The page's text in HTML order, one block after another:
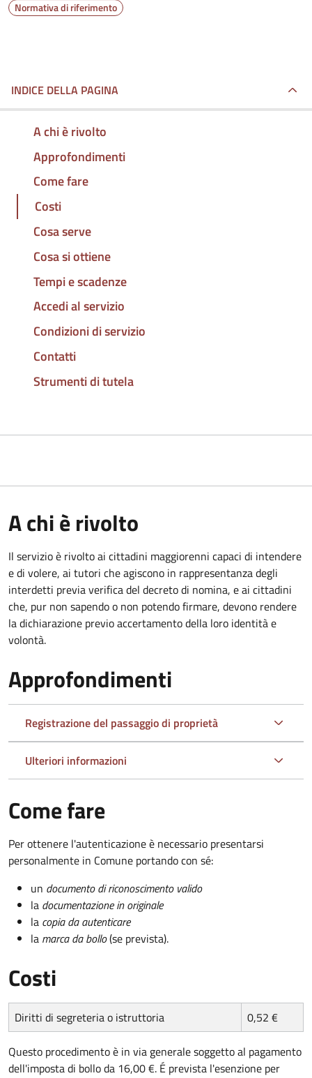
Normativa di riferimento
INDICE DELLA PAGINA
A chi è rivolto
Approfondimenti
Come fare
Costi
Cosa serve
Cosa si ottiene
Tempi e scadenze
Accedi al servizio
Condizioni di servizio
Contatti
Strumenti di tutela
A chi è rivolto
Il servizio è rivolto ai cittadini maggiorenni capaci di intendere
e di volere, ai tutori che agiscono in rappresentanza degli
interdetti previa verifica del decreto di nomina, e ai cittadini
che, pur non sapendo o non potendo firmare, devono rendere
la dichiarazione previo accertamento della loro identità e
volontà.
Approfondimenti
Registrazione del passaggio di proprietà
Ulteriori informazioni
Come fare
Per ottenere l'autenticazione è necessario presentarsi
personalmente in Comune portando con sé:
un documento di riconoscimento valido
la documentazione in originale
la copia da autenticare
la marca da bollo(se prevista).
Costi
Diritti di segreteria o istruttoria 0,52 €
Questo procedimento è in via generale soggetto al pagamento
dell'imposta di bollo da 16,00 €. É prevista l'esenzione per